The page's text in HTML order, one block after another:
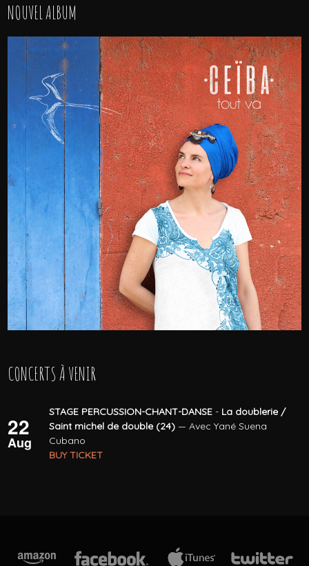
NOUVEL ALBUM
CONCERTS À VENIR
22
Aug
STAGE PERCUSSION-CHANT-DANSE - La doublerie /
Saint michel de double (24) — Avec Yané Suena
Cubano
BUY TICKET